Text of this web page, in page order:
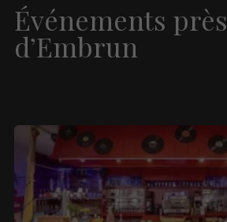
Événements près
d’Embrun